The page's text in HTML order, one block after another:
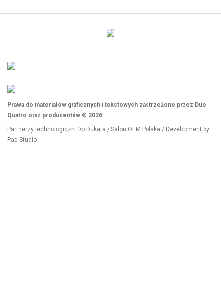
Prawa do materiałów graficznych i tekstowych zastrzeżone przez Duo
Quatro oraz producentów © 2026
Partnerzy technologiczni Do Dukata / Salon OEM Polska / Development by
Paq Studio